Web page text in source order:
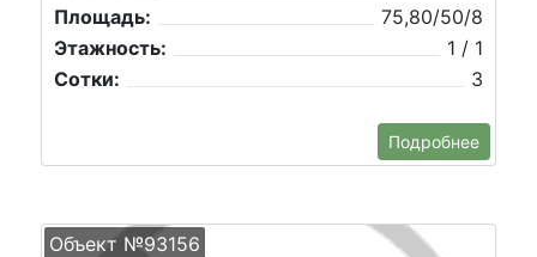
Площадь:
75,80/50/8
Этажность:
1 / 1
Сотки:
3
Подробнее
Объект №93156